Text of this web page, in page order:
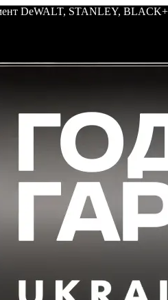
DeWALT, STANLEY,